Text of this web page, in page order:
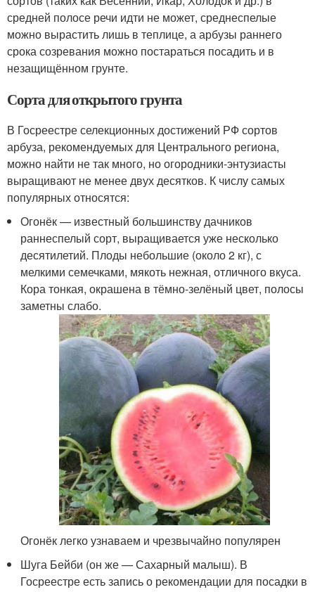
средней полосе речи идти не может, среднеспелые
можно вырастить лишь в теплице, а арбузы раннего
срока созревания можно постараться посадить и в
незащищённом грунте.
Сорта для открытого грунта
В Госреестре селекционных достижений РФ сортов
арбуза, рекомендуемых для Центрального региона,
можно найти не так много, но огородники-энтузиасты
выращивают не менее двух десятков. К числу самых
популярных относятся:
Огонёк — известный большинству дачников
раннеспелый сорт, выращивается уже несколько
десятилетий. Плоды небольшие (около 2 кг), с
мелкими семечками, мякоть нежная, отличного вкуса.
Кора тонкая, окрашена в тёмно-зелёный цвет, полосы
заметны слабо.
Огонёк легко узнаваем и чрезвычайно популярен
Шуга Бейби (он же — Сахарный малыш). В
Госреестре есть запись о рекомендации для посадки в